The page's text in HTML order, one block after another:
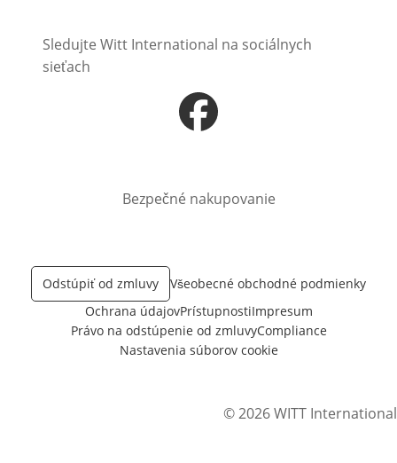
Sledujte Witt International na sociálnych
sieťach
Otvorí sa vnovom okne
Bezpečné nakupovanie
Odstúpiť od zmluvy
Všeobecné obchodné podmienky
Ochrana údajovPrístupnostiImpresum
Právo na odstúpenie od zmluvyCompliance
Nastavenia súborov cookie
© 2026 WITT International